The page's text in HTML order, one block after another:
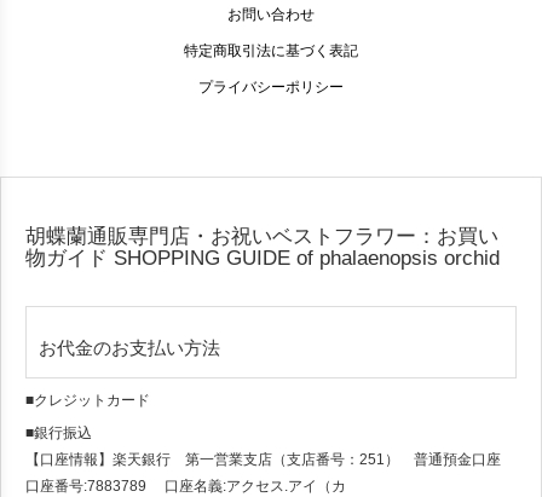
お問い合わせ
特定商取引法に基づく表記
プライバシーポリシー
胡蝶蘭通販専門店・お祝いベストフラワー：お買い
物ガイド SHOPPING GUIDE of phalaenopsis orchid
お代金のお支払い方法
■クレジットカード
■銀行振込
【口座情報】楽天銀行 第一営業支店（支店番号：251） 普通預金口座
口座番号:7883789 口座名義:アクセス.アイ（カ